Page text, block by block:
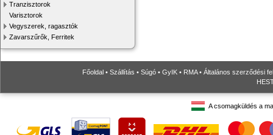
Tranzisztorok
Varisztorok
Vegyszerek, ragasztók
Zavarszűrők, Ferritek
Főoldal • Szállítás • Súgó • GyIK • RMA• Általános szerződési
A csomagküldés a